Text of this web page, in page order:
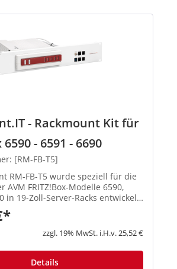
- Rackmount Kit für
6590 - 6591 - 6690
[RM-FB-T5]
RM-FB-T5 wurde speziell für die
AVM FRITZ!Box-Modelle 6590,
in 19-Zoll-Server-Racks entwickelt.
professionelle, platzsparende
wobei alle Anschlüsse und
zzgl. 19% MwSt. i.H.v. 25,52 €
Details